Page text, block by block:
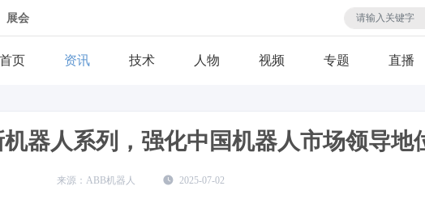
展会
首页 资讯 技术 人物 视频 专题 直播
器人系列，强化中国机器人市场领导地
ABB机器人 2025-07-02